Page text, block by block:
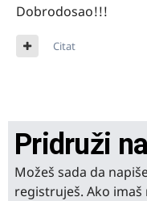
Dobrodosao!!!
Citat
Pridruži
Možeš sada da
registruješ. Ako imaš